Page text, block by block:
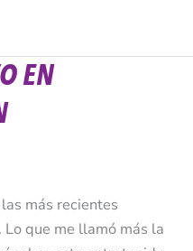
EN
más recientes
que me llamó más la